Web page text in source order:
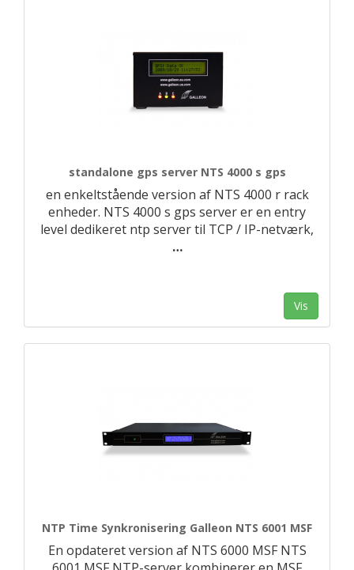
standalone gps server NTS 4000 s gps
en enkeltstående version af NTS 4000 r rack
enheder. NTS 4000 s gps server er en entry
level dedikeret ntp server til TCP / IP-netværk,
…
Vis
NTP Time Synkronisering Galleon NTS 6001 MSF
En opdateret version af NTS 6000 MSF NTS